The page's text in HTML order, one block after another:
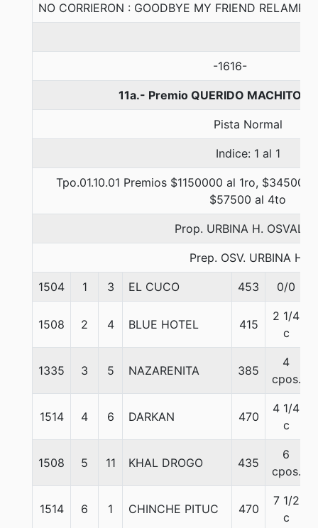
NO CORRIERON : GOODBYE MY FRIEND
-1616-
11a.- Premio QUERIDO MACHITO,
Pista Normal
Indice: 1 al 1
Tpo.01.10.01 Premios $1150000 al 1ro,
$57500 al 4to
Prop. URBINA H.
Prep. OSV. URBINA H.
1504 1 3 EL CUCO 453 0/0
1508 2 4 BLUE HOTEL 415
2 1/4
c
1335 3 5 NAZARENITA 385
4
cpos.
1514 4 6 DARKAN 470
4 1/4
c
1508 5 11 KHAL DROGO 435
6
cpos.
1514 6 1 CHINCHE PITUC 470
7 1/2
c